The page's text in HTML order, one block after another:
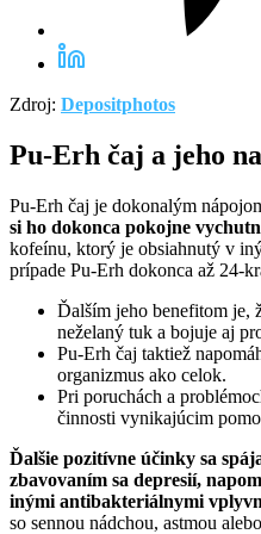
Zdroj: Depositphotos
Pu-Erh čaj a jeho
Pu-Erh čaj je dokonalým
si ho dokonca pokojne
kofeínu, ktorý je obsiahnutý v
prípade Pu-Erh dokonca až 24-
Ďalším jeho benefitom je,
neželaný tuk a bojuje aj
Pu-Erh čaj taktiež
organizmus ako celok.
Pri poruchách a
činnosti vynikajúcim
Ďalšie pozitívne účinky sa
zbavovaním sa depresií,
inými antibakteriálnymi
so sennou nádchou, astmou